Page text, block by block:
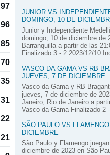
97
96
85
70
35
31
22
21
JUNIOR VS
DOMINGO, 10 DE
Junior y Independiente
domingo, 10 de diciembre de
Barranquilla a partir de las
Finalizado 3 - 2 2023/12/10
VASCO DA GAMA VS RB
JUEVES, 7 DE DICIEMBRE
Vasco da Gama y RB
jueves, 7 de diciembre de
Janeiro, Rio de Janeiro a
Vasco da Gama Finalizado 2
SÃO PAULO VS
DICIEMBRE
São Paulo y Flamengo
diciembre de 2023 en São